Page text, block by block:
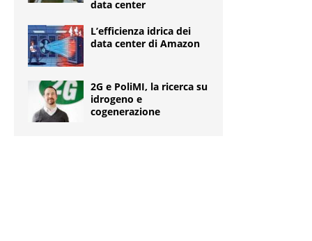
data center
L’efficienza idrica dei
data center di Amazon
2G e PoliMI, la ricerca su
idrogeno e
cogenerazione